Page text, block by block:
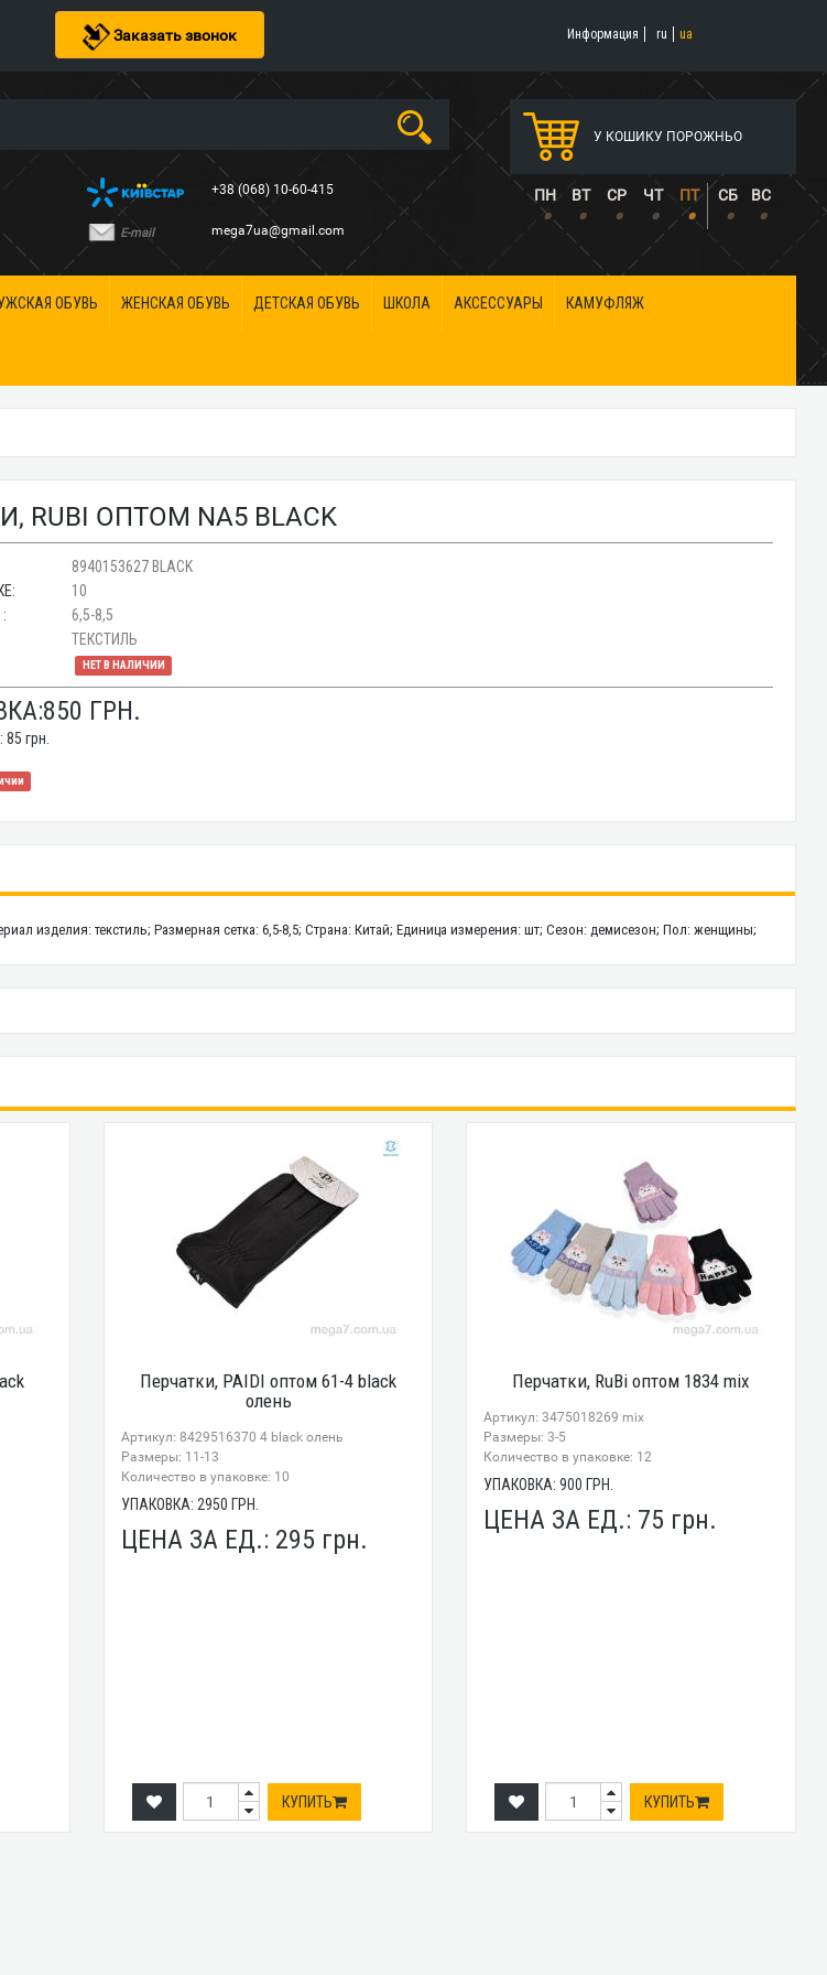
Заказать звонок Информация ru ua
+38 (068) 10-60-415
E-mail mega7ua@gmail.com
У КОШИКУ ПОРОЖНЬО
ПН ВТ СР ЧТ ПТ СБ ВС
• • • • • • •
ОБУВЬ ЖЕНСКАЯ ОБУВЬ ДЕТСКАЯ ОБУВЬ ШКОЛА АКСЕССУАРЫ КАМУФЛЯЖ
RUBI ОПТОМ NA5 BLACK
8940153627 BLACK
10
6,5-8,5
ТЕКСТИЛЬ
НЕТ В НАЛИЧИИ
850 ГРН.
85 грн.
изделия: текстиль; Размерная сетка: 6,5-8,5; Страна: Китай; Единица измерения: шт; Сезон: демисезон; Пол: женщины;
Перчатки, PAIDI оптом 61-4 black
олень
Артикул: 8429516370 4 black олень
Размеры: 11-13
Количество в упаковке: 10
УПАКОВКА: 2950 ГРН.
ЦЕНА ЗА ЕД.: 295 грн.
КУПИТЬ
Перчатки, RuBi оптом 1834 mix
Артикул: 3475018269 mix
Размеры: 3-5
Количество в упаковке: 12
УПАКОВКА:900 ГРН.
ЦЕНА ЗА ЕД.: 75 грн.
КУПИТЬ